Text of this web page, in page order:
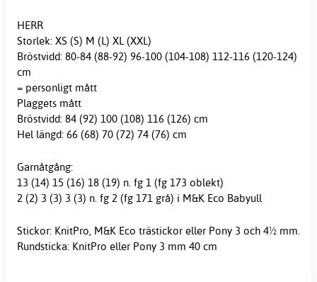
HERR
Storlek: XS (S) M (L) XL (XXL)
Bröstvidd: 80-84 (88-92) 96-100 (104-108) 112-116 (120-124)
cm
= personligt mått
Plaggets mått
Bröstvidd: 84 (92) 100 (108) 116 (126) cm
Hel längd: 66 (68) 70 (72) 74 (76) cm
Garnåtgång:
13 (14) 15 (16) 18 (19) n. fg 1 (fg 173 oblekt)
2 (2) 3 (3) 3 (3) n. fg 2 (fg 171 grå) i M&K Eco Babyull
Stickor: KnitPro, M&K Eco trästickor eller Pony 3 och 4½ mm.
Rundsticka: KnitPro eller Pony 3 mm 40 cm